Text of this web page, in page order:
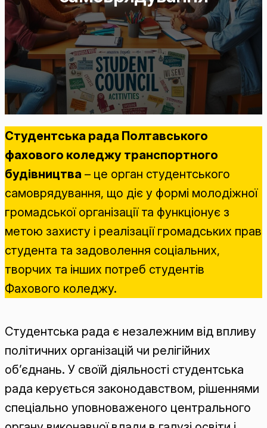
Студентська рада Полтавського
фахового коледжу транспортного
будівництва – це орган студентського
самоврядування, що діє у формі молодіжної
громадської організації та функціонує з
метою захисту і реалізації громадських прав
студента та задоволення соціальних,
творчих та інших потреб студентів
Фахового коледжу.
Студентська рада є незалежним від впливу
політичних організацій чи релігійних
об’єднань. У своїй діяльності студентська
рада керується законодавством, рішеннями
спеціально уповноваженого центрального